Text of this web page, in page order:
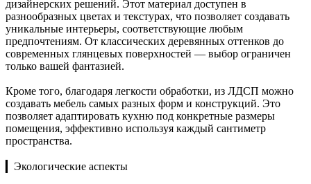
дизайнерских решений. Этот материал доступен в
разнообразных цветах и текстурах, что позволяет создавать
уникальные интерьеры, соответствующие любым
предпочтениям. От классических деревянных оттенков до
современных глянцевых поверхностей — выбор ограничен
только вашей фантазией.
Кроме того, благодаря легкости обработки, из ЛДСП можно
создавать мебель самых разных форм и конструкций. Это
позволяет адаптировать кухню под конкретные размеры
помещения, эффективно используя каждый сантиметр
пространства.
▎Экологические аспекты